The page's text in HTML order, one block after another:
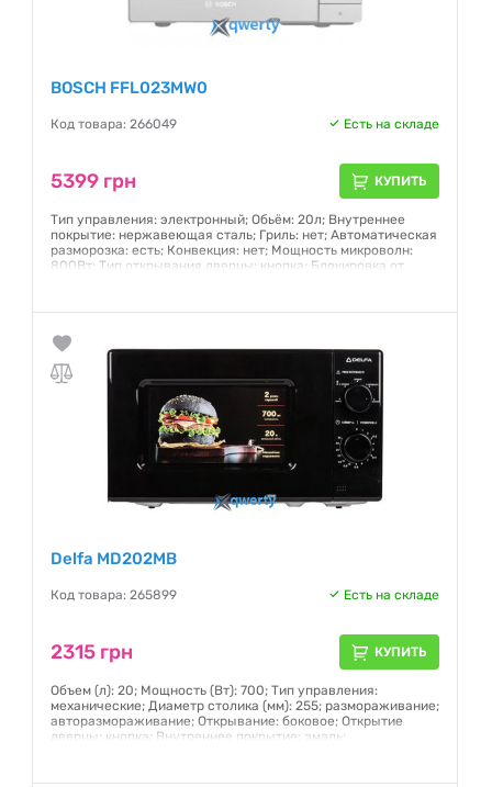
BOSCH FFL023MW0
Код товара: 266049 Есть на складе
5399 грн КУПИТЬ
Тип управления: электронный; Обьём: 20л; Внутреннее
покрытие: нержавеющая сталь; Гриль: нет; Автоматическая
разморозка: есть; Конвекция: нет; Мощность микроволн:
800Вт; Тип открывания дверцы: кнопка; Блокировка от
Гарантия:12 месяцев
Delfa MD202MB
Код товара: 265899 Есть на складе
2315 грн КУПИТЬ
Объем (л): 20; Мощность (Вт): 700; Тип управления:
механические; Диаметр столика (мм): 255; размораживание;
авторазмораживание; Открывание: боковое; Открытие
дверцы: кнопка; Внутреннее покрытие: эмаль;